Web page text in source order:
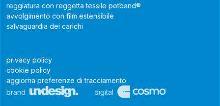
reggiatura con reggetta tessile petband®
avvolgimento con film estensibile
salvaguardia dei carichi
privacy policy
cookie policy
aggiorna preferenze di tracciamento
brand
digital